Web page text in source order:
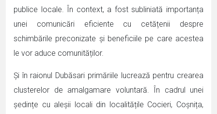
publice locale. În context, a fost subliniată importanța
unei comunicări eficiente cu cetățenii despre
schimbările preconizate și beneficiile pe care acestea
le vor aduce comunităților.
Și în raionul Dubăsari primăriile lucrează pentru crearea
clusterelor de amalgamare voluntară. În cadrul unei
ședințe cu aleșii locali din localitățile Cocieri, Coșnița,